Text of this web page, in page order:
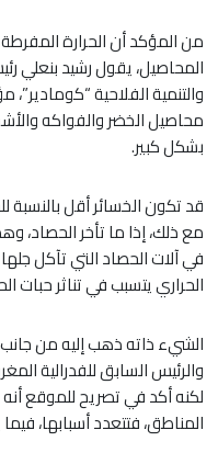
من المؤكد أن الحرارة
المحاصيل، يقول رشيد بنعلي
والتنمية الفلاحية
محاصيل الخضر والفواكه
بشكل كبير.
قد تكون الخسائر أقل
مع ذلك، إذا ما تأخر الحصاد،
في آلات الحصاد التي تآكل
الحراري يتسبب في تناثر حبات
الشيء ذاته ذهب إليه من
والرئيس السابق للفدرالية
لكنه أكد في تصريح للموقع
المناطق، فتتعدد أسبابها،